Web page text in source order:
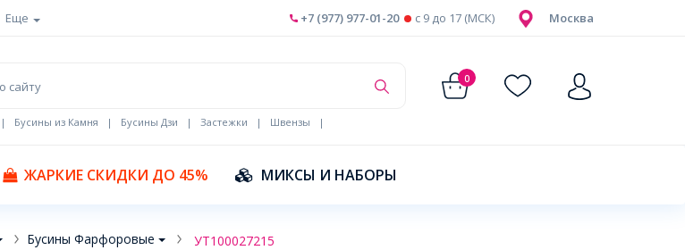
Еще Москва
+7 (977) 977-01-20 c 9 до 17 (МСК)
0
| Бусины из Камня | Бусины Дзи | Застежки | Швензы
|
ЖАРКИЕ СКИДКИ ДО 45% МИКСЫ И НАБОРЫ
Бусины Фарфоровые УТ100027215